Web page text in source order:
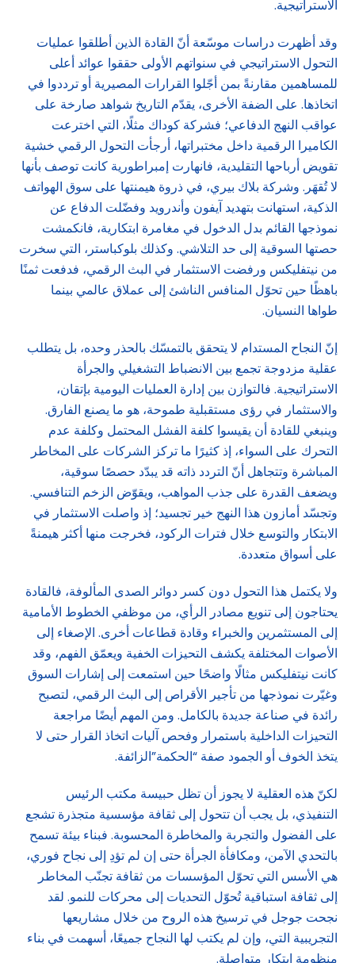
الاستراتيجية.
وقد أظهرت دراسات موسّعة أنّ القادة الذين أطلقوا عمليات
التحول الاستراتيجي في سنواتهم الأولى حققوا عوائد أعلى
للمساهمين مقارنةً بمن أجّلوا القرارات المصيرية أو ترددوا في
اتخاذها. على الضفة الأخرى، يقدّم التاريخ شواهد صارخة على
عواقب النهج الدفاعي؛ فشركة كوداك مثلًا، التي اخترعت
الكاميرا الرقمية داخل مختبراتها، أرجأت التحول الرقمي خشية
تقويض أرباحها التقليدية، فانهارت إمبراطورية كانت توصف بأنها
لا تُقهَر. وشركة بلاك بيري، في ذروة هيمنتها على سوق الهواتف
الذكية، استهانت بتهديد آيفون وأندرويد وفضّلت الدفاع عن
نموذجها القائم بدل الدخول في مغامرة ابتكارية، فانكمشت
حصتها السوقية إلى حد التلاشي. وكذلك بلوكباستر، التي سخرت
من نيتفليكس ورفضت الاستثمار في البث الرقمي، فدفعت ثمنًا
باهظًا حين تحوّل المنافس الناشئ إلى عملاق عالمي بينما
طواها النسيان.
إنّ النجاح المستدام لا يتحقق بالتمسّك بالحذر وحده، بل يتطلب
عقلية مزدوجة تجمع بين الانضباط التشغيلي والجرأة
الاستراتيجية. فالتوازن بين إدارة العمليات اليومية بإتقان،
والاستثمار في رؤى مستقبلية طموحة، هو ما يصنع الفارق.
وينبغي للقادة أن يقيسوا كلفة الفشل المحتمل وكلفة عدم
التحرك على السواء، إذ كثيرًا ما تركز الشركات على المخاطر
المباشرة وتتجاهل أنّ التردد ذاته قد يبدّد حصصًا سوقية،
ويضعف القدرة على جذب المواهب، ويقوّض الزخم التنافسي.
وتجسّد أمازون هذا النهج خير تجسيد؛ إذ واصلت الاستثمار في
الابتكار والتوسع خلال فترات الركود، فخرجت منها أكثر هيمنةً
على أسواق متعددة.
ولا يكتمل هذا التحول دون كسر دوائر الصدى المألوفة، فالقادة
يحتاجون إلى تنويع مصادر الرأي، من موظفي الخطوط الأمامية
إلى المستثمرين والخبراء وقادة قطاعات أخرى. الإصغاء إلى
الأصوات المختلفة يكشف التحيزات الخفية ويعمّق الفهم، وقد
كانت نيتفليكس مثالًا واضحًا حين استمعت إلى إشارات السوق
وغيّرت نموذجها من تأجير الأقراص إلى البث الرقمي، لتصبح
رائدة في صناعة جديدة بالكامل. ومن المهم أيضًا مراجعة
التحيزات الداخلية باستمرار وفحص آليات اتخاذ القرار حتى لا
يتخذ الخوف أو الجمود صفة “الحكمة”الزائفة.
لكنّ هذه العقلية لا يجوز أن تظل حبيسة مكتب الرئيس
التنفيذي، بل يجب أن تتحول إلى ثقافة مؤسسية متجذرة تشجع
على الفضول والتجربة والمخاطرة المحسوبة. فبناء بيئة تسمح
بالتحدي الآمن، ومكافأة الجرأة حتى إن لم تؤدِ إلى نجاح فوري،
هي الأسس التي تحوّل المؤسسات من ثقافة تجنّب المخاطر
إلى ثقافة استباقية تُحوّل التحديات إلى محركات للنمو. لقد
نجحت جوجل في ترسيخ هذه الروح من خلال مشاريعها
التجريبية التي، وإن لم يكتب لها النجاح جميعًا، أسهمت في بناء
منظومة ابتكار متواصلة.